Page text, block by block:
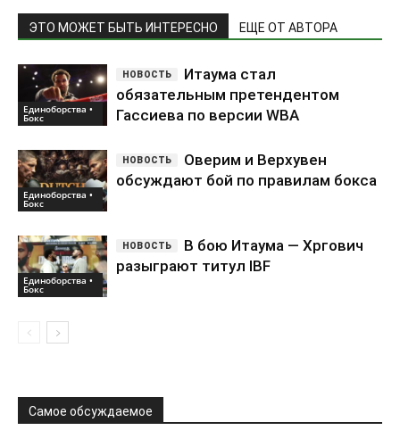
ЭТО МОЖЕТ БЫТЬ ИНТЕРЕСНО ЕЩЕ ОТ АВТОРА
Единоборства •
Бокс
Итаума стал
обязательным претендентом
Гассиева по версии WBA
Единоборства •
Бокс
Оверим и Верхувен
обсуждают бой по правилам бокса
Единоборства •
Бокс
В бою Итаума — Хргович
разыграют титул IBF
Самое обсуждаемое